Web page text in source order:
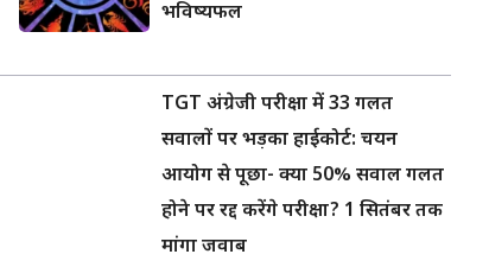
भविष्यफल
TGT अंग्रेजी परीक्षा में 33 गलत
सवालों पर भड़का हाईकोर्ट: चयन
आयोग से पूछा- क्या 50% सवाल गलत
होने पर रद्द करेंगे परीक्षा? 1 सितंबर तक
मांगा जवाब